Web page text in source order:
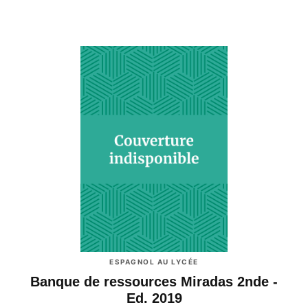
ESPAGNOL AU LYCÉE
Banque de ressources Miradas 2nde -
Ed. 2019